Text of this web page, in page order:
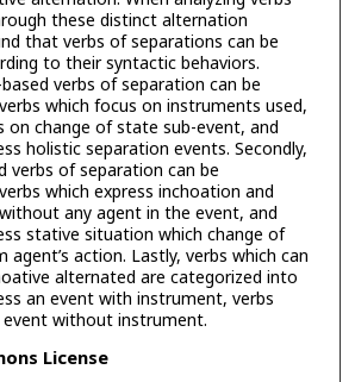
these distinct alternation
that verbs of separations can be
to their syntactic behaviors.
verbs of separation can be
which focus on instruments used,
on change of state sub-event, and
holistic separation events. Secondly,
verbs of separation can be
which express inchoation and
any agent in the event, and
stative situation which change of
action. Lastly, verbs which can
alternated are categorized into
an event with instrument, verbs
event without instrument.
License